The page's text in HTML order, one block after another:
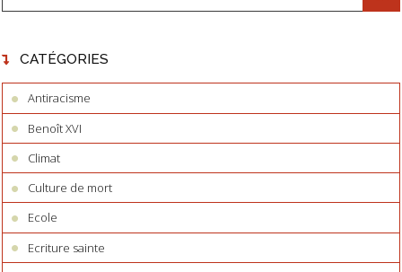
CATÉGORIES
Antiracisme
Benoît XVI
Climat
Culture de mort
Ecole
Ecriture sainte